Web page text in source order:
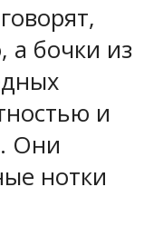
а бочки из
и
Они
нотки